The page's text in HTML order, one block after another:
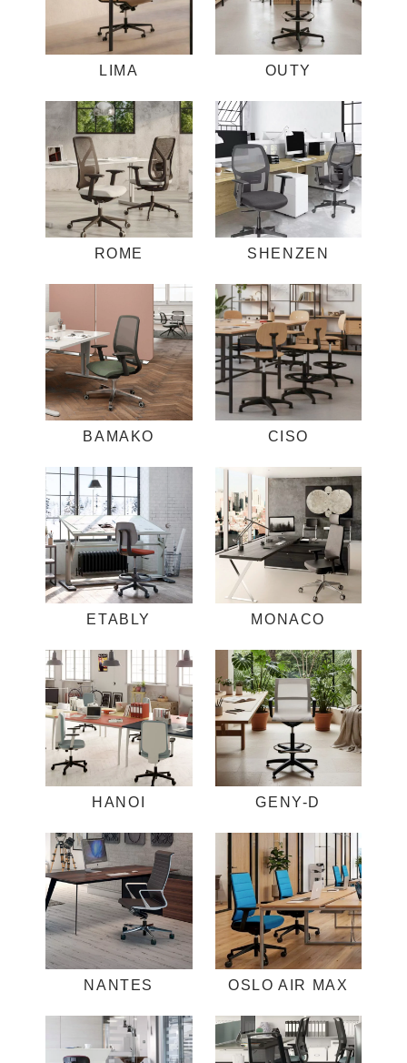
LIMA OUTY
ROME SHENZEN
BAMAKO CISO
ETABLY MONACO
HANOI GENY-D
NANTES OSLO AIR MAX